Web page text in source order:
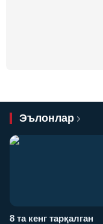
Эълонлар
8 та кенг тарқалган